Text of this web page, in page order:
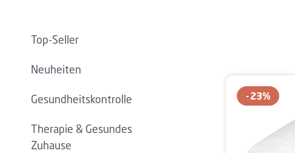
Top-Seller
Neuheiten
Gesundheitskontrolle
Therapie & Gesundes
Zuhause
23%